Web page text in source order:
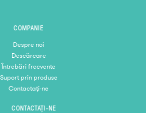
COMPANIE
Despre noi
Descărcare
Întrebări frecvente
Suport prin produse
Contactaţi-ne
CONTACTAŢI-NE